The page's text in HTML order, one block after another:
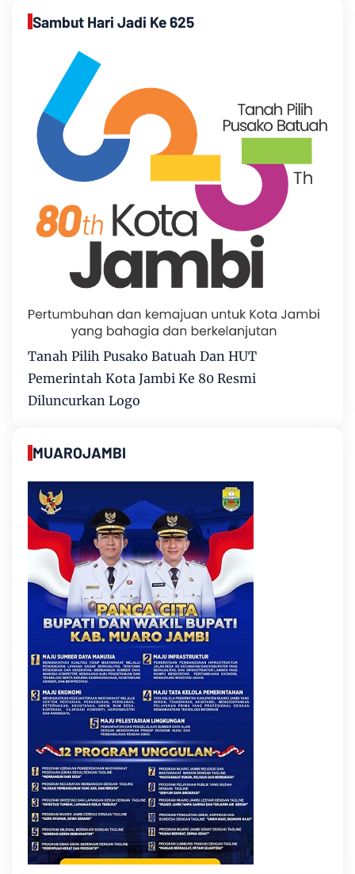
Sambut Hari Jadi Ke 625
Tanah Pilih Pusako Batuah Dan HUT
Pemerintah Kota Jambi Ke 80 Resmi
Diluncurkan Logo
MUAROJAMBI